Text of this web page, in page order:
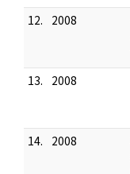
12.
2008
13.
2008
14.
2008